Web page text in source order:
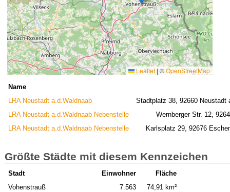
Leaflet | ©OpenStreetMap
Name
LRA Neustadt a.d.Waldnaab
Stadtplatz 38, 92660 Neustadt
LRA Neustadt a.d.Waldnaab Nebenstelle
Wernberger Str. 12,
LRA Neustadt a.d.Waldnaab Nebenstelle
Karlsplatz 29, 92676
Größte Städte mit diesem Kennzeichen
Stadt Einwohner
Fläche
Vohenstrauß
7.563
74,91 km²